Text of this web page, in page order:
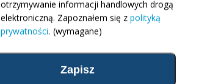
Usługa
Często zadawane pytania
otrzymywanie informacji handlowych drogą
elektroniczną. Zapoznałem się z polityką
prywatności. (wymagane)